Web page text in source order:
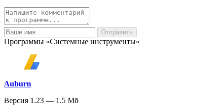
Программы «Системные инструменты»
Auburn
Версия 1.23 — 1.5 Мб